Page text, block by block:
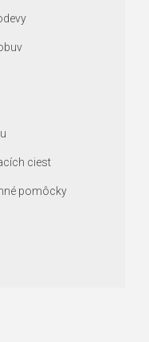
ciest
pomôcky